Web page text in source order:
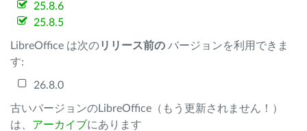
25.8.6
25.8.5
LibreOffice は次のリリース前の バージョンを利用できま
す:
26.8.0
古いバージョンのLibreOffice（もう更新されません！）
は、 アーカイブにあります